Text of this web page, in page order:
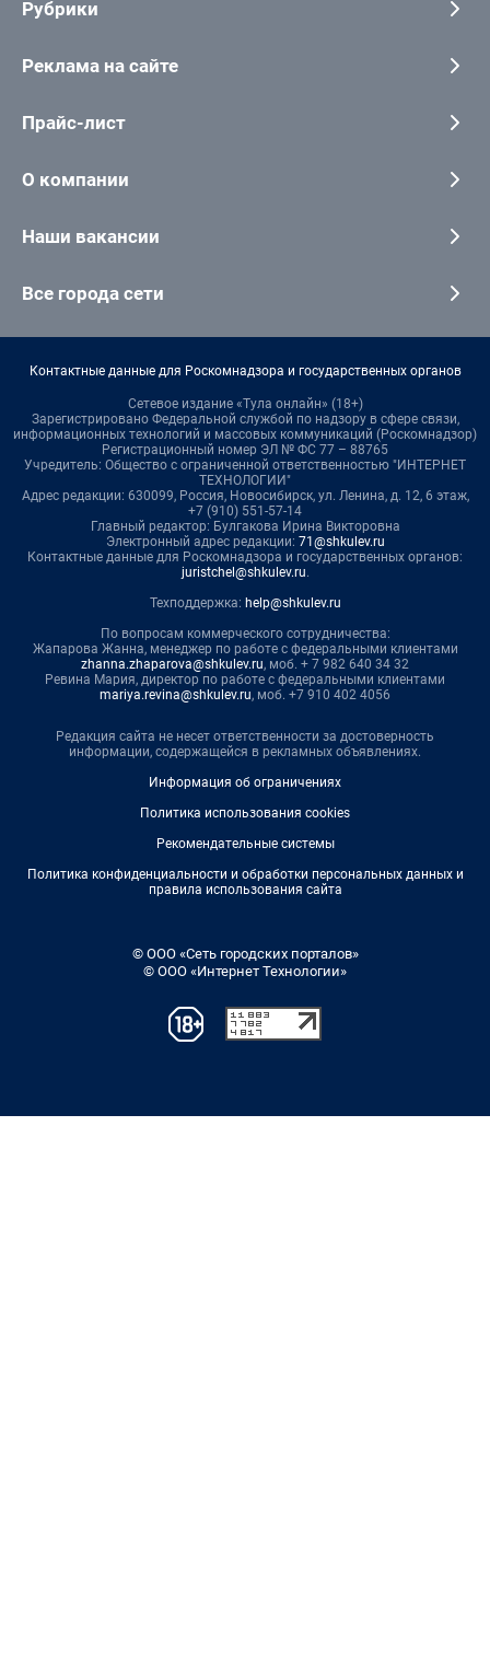
Рубрики
Реклама на сайте
Прайс-лист
О компании
Наши вакансии
Все города сети
Контактные данные для Роскомнадзора и государственных органов
Сетевое издание «Тула онлайн» (18+)
Зарегистрировано Федеральной службой по надзору в сфере связи,
информационных технологий и массовых коммуникаций (Роскомнадзор)
Регистрационный номер ЭЛ № ФС 77 – 88765
Учредитель: Общество с ограниченной ответственностью "ИНТЕРНЕТ
ТЕХНОЛОГИИ"
Адрес редакции: 630099, Россия, Новосибирск, ул. Ленина, д. 12, 6 этаж,
+7 (910) 551-57-14
Главный редактор: Булгакова Ирина Викторовна
Электронный адрес редакции: 71@shkulev.ru
Контактные данные для Роскомнадзора и государственных органов:
juristchel@shkulev.ru.
Техподдержка: help@shkulev.ru
По вопросам коммерческого сотрудничества:
Жапарова Жанна, менеджер по работе с федеральными клиентами
zhanna.zhaparova@shkulev.ru, моб. + 7 982 640 34 32
Ревина Мария, директор по работе с федеральными клиентами
mariya.revina@shkulev.ru, моб. +7 910 402 4056
Редакция сайта не несет ответственности за достоверность
информации, содержащейся в рекламных объявлениях.
Информация об ограничениях
Политика использования cookies
Рекомендательные системы
Политика конфиденциальности и обработки персональных данных и
правила использования сайта
© ООО «Сеть городских порталов»
© ООО «Интернет Технологии»